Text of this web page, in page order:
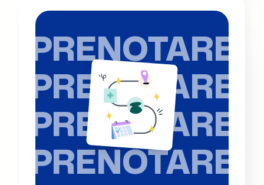
PRENOTARE
PRENOTARE
PRENOTARE
PRENOTARE